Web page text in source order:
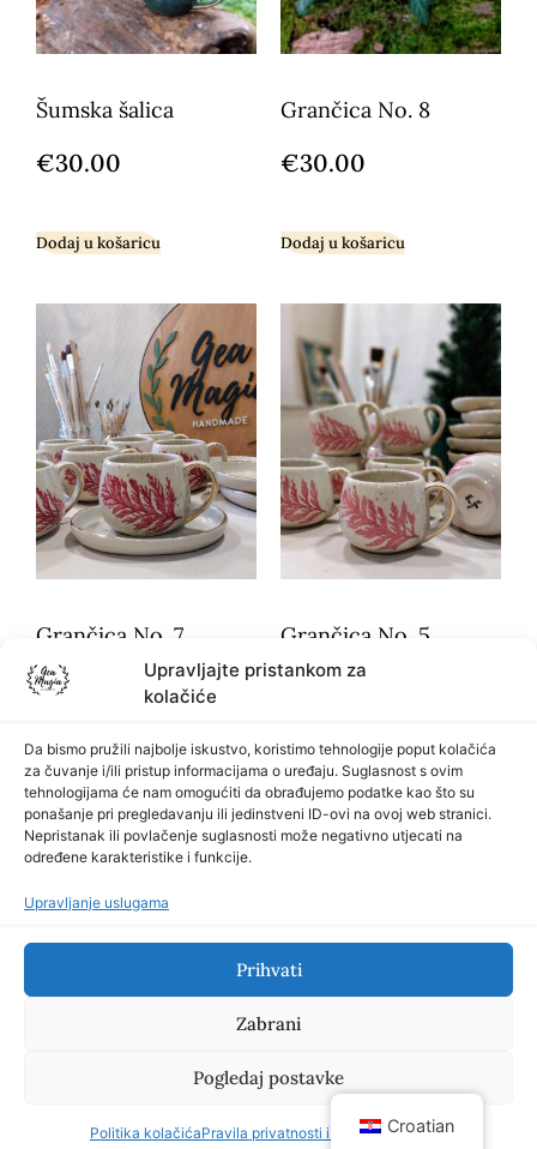
Upravljajte pristankom za
kolačiće
Da bismo pružili najbolje iskustvo, koristimo tehnologije poput kolačića
za čuvanje i/ili pristup informacijama o uređaju. Suglasnost s ovim
tehnologijama će nam omogućiti da obrađujemo podatke kao što su
ponašanje pri pregledavanju ili jedinstveni ID-ovi na ovoj web stranici.
Nepristanak ili povlačenje suglasnosti može negativno utjecati na
određene karakteristike i funkcije.
Upravljanje uslugama
Prihvati
Zabrani
Pogledaj postavke
Politika kolačićaPravila privatnosti i uvjeti poslovanja
Šumska šalica
€30.00
Dodaj u košaricu
Grančica No. 8
€30.00
Dodaj u košaricu
Grančica No. 7
€25.00
Dodaj u košaricu
Grančica No. 5
€ 25.00
Dodaj u košaricu
Info
Pravila privatnosti i uvjeti poslovanja
Croatian